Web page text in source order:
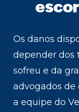
Os danos
depender dos
sofreu e da
advogados de
a equipe do